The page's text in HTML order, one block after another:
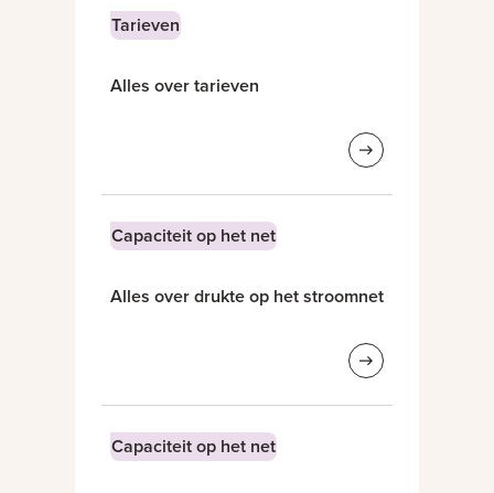
Tarieven
Alles over tarieven
Capaciteit op het net
Alles over drukte op het stroomnet
Capaciteit op het net